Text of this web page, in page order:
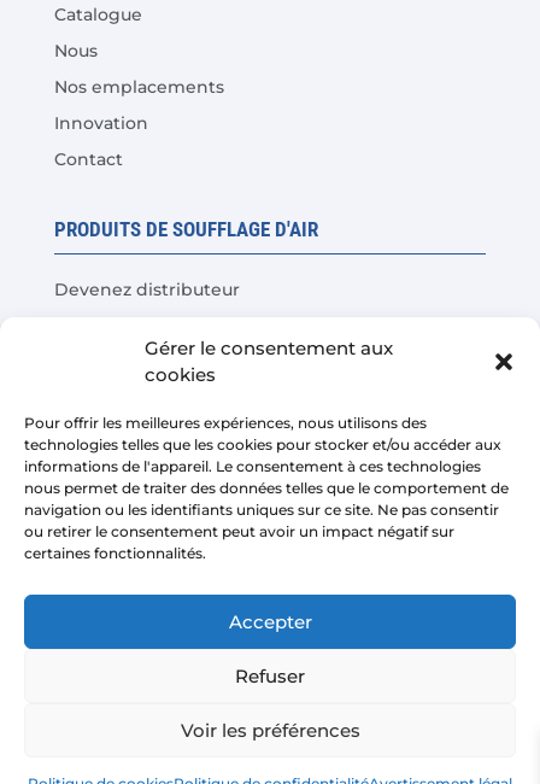
Gérer le consentement aux
cookies
Pour offrir les meilleures expériences, nous utilisons des
technologies telles que les cookies pour stocker et/ou accéder aux
informations de l'appareil. Le consentement à ces technologies
nous permet de traiter des données telles que le comportement de
navigation ou les identifiants uniques sur ce site. Ne pas consentir
ou retirer le consentement peut avoir un impact négatif sur
certaines fonctionnalités.
Accepter
Refuser
Voir les préférences
Catalogue
Nous
Nos emplacements
Innovation
Contact
PRODUITS DE SOUFFLAGE D'AIR
Devenez distributeur
Questions fréquentes
LÉGAL
Avis juridique
Politique de confidentialité
Conditions de vente de la plateforme
Copyright © 2026 | AIRMASTERS TECHNOLOGY SL